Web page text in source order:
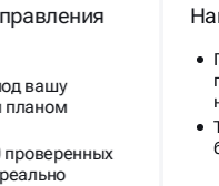
вашу
планом
проверенных